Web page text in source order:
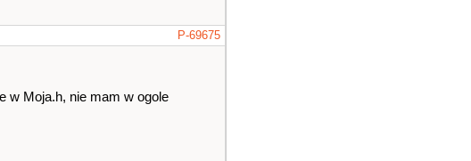
P-69675
w Moja.h, nie mam w ogole